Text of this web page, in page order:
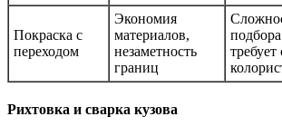
Покраска с
переходом
Экономия
материалов,
незаметность
границ
Рихтовка и сварка кузова